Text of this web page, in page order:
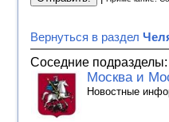
Вернуться в раздел
Соседние подразделы:
Москва и
Новостные